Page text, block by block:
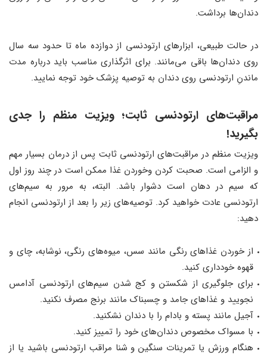
دندان‌ها برداشت.
در حالت طبیعی، ابزارهای ارتودنسی از دوازده ماه تا حدود سه سال
روی دندان‌ها باقی می‌مانند. برای اثرگذاری مناسب باید درباره مدت
ماندنِ ارتودنسی روی دندان به توصیه پزشک خود توجه نمایید.
مراقبت‌های ارتودنسی ثابت؛ ویزیت منظم را جدی
بگیرید!
ویزیت منظم در مراقبت‌های ارتودنسی ثابت پس از درمان بسیار مهم
و الزامی است. صحبت کردن وخوردن غذا ممکن است در چند روز اول
که سیم در دهان است دشوار باشد. البته، به مرور به سیم‌های
ارتودنسی عادت خواهید کرد. توصیه‌های زیر را بعد از ارتودنسی انجام
دهید:
از خوردن غذاهای رنگی مانند سس، میوه‌های رنگی، نوشابه، چای و
قهوه خودداری کنید.
برای جلوگیری از شکستن و کج شدن سیم‌های ارتودنسی آدامس
نجویید و غذاهای جامد و چسبناک مانند برنج مصرف نکنید.
آجیل مانند پسته و بادام را با دندان نشکنید.
با مسواک مخصوص دندان‌های خود را تمییز کنید.
هنگام ورزش یا تمرینات سنگین و شنا مراقب ارتودنسی باشید یا از